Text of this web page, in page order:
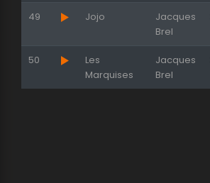
49 Jojo
Jacques
Brel
50
Les
Marquises
Jacques
Brel